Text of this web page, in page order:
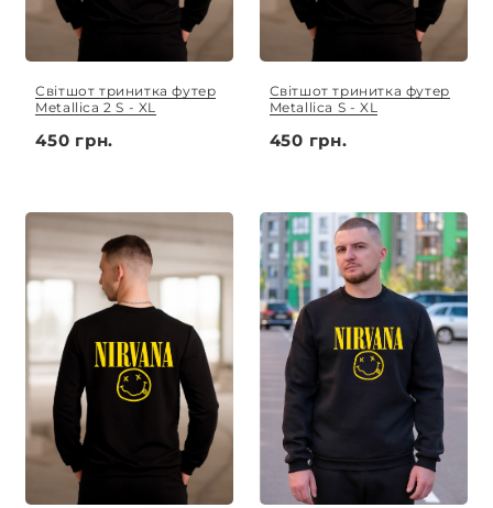
Світшот тринитка футер
Metallica 2 S - XL
450 грн.
Світшот тринитка футер
Metallica S - XL
450 грн.